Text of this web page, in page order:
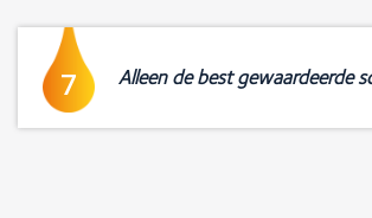
7 Alleen de best gewaardeerde